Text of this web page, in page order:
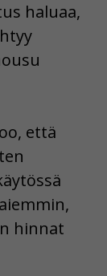
haluaa,
että
hinnat